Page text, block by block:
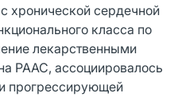
хронической сердечной
класса по
лекарственными
РААС, ассоциировалось
прогрессирующей